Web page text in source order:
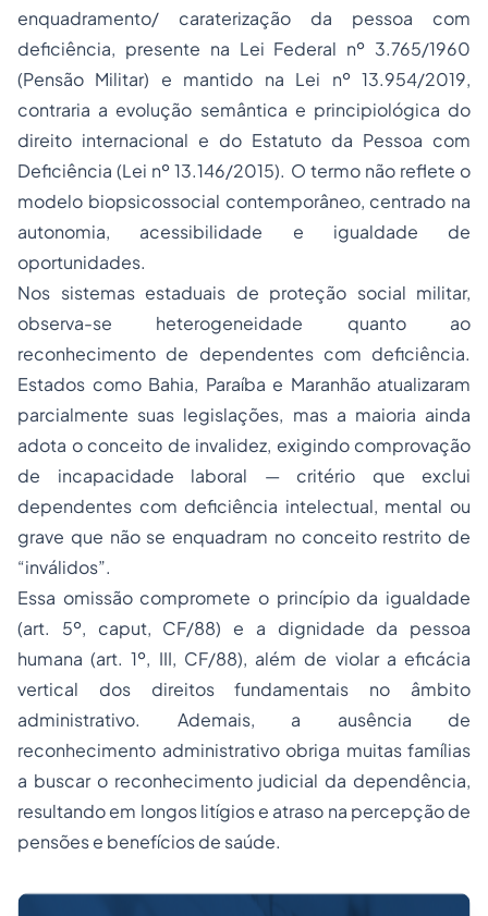
enquadramento/ caraterização da pessoa com
deficiência, presente na Lei Federal nº 3.765/1960
(Pensão Militar) e mantido na Lei nº 13.954/2019,
contraria a evolução semântica e principiológica do
direito internacional e do Estatuto da Pessoa com
Deficiência (Lei nº 13.146/2015). O termo não reflete o
modelo biopsicossocial contemporâneo, centrado na
autonomia, acessibilidade e igualdade de
oportunidades.
Nos sistemas estaduais de proteção social militar,
observa-se heterogeneidade quanto ao
reconhecimento de dependentes com deficiência.
Estados como Bahia, Paraíba e Maranhão atualizaram
parcialmente suas legislações, mas a maioria ainda
adota o conceito de invalidez, exigindo comprovação
de incapacidade laboral — critério que exclui
dependentes com deficiência intelectual, mental ou
grave que não se enquadram no conceito restrito de
“inválidos”.
Essa omissão compromete o princípio da igualdade
(art. 5º, caput, CF/88) e a dignidade da pessoa
humana (art. 1º, III, CF/88), além de violar a eficácia
vertical dos direitos fundamentais no âmbito
administrativo. Ademais, a ausência de
reconhecimento administrativo obriga muitas famílias
a buscar o reconhecimento judicial da dependência,
resultando em longos litígios e atraso na percepção de
pensões e benefícios de saúde.